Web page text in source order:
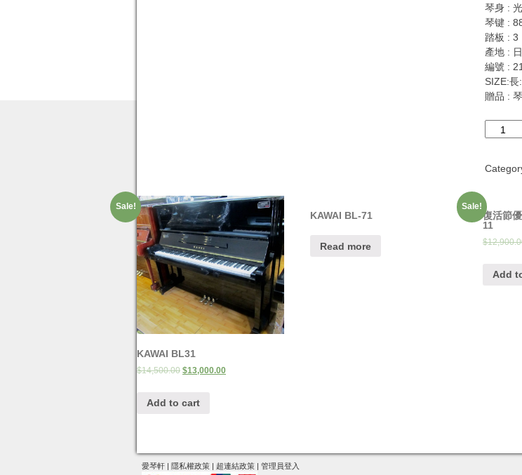
琴身 :
琴键 :
踏板 : 3
產地 :
編號 :
SIZE:
贈品 :
銷
惠
場
95
折
U1
Sale!
KAWAI BL31
$14,500.00 $13,000.00
Add to cart
KAWAI BL-71
Read more
Sale!
復活節
11
$
Add
愛琴軒 | 隱私權政策 | 超連結政策 | 管理員登入